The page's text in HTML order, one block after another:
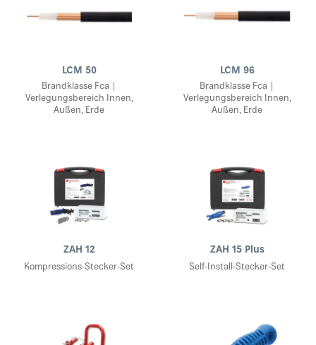
LCM 50
Brandklasse Fca |
Verlegungsbereich Innen,
Außen, Erde
LCM 96
Brandklasse Fca |
Verlegungsbereich Innen,
Außen, Erde
ZAH 12
Kompressions-Stecker-Set
ZAH 15 Plus
Self-Install-Stecker-Set